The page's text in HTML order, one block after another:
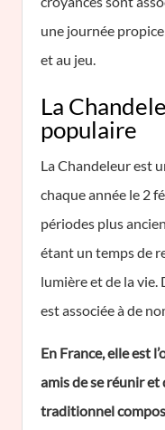
une journée
et au jeu.
La
populaire
La Chandeleur est
chaque année le 2
périodes plus
étant un temps de
lumière et de la vie.
est associée à de
En France, elle est
amis de se réunir
traditionnel